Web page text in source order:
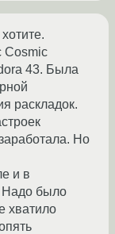
Cosmic
43. Была
раскладок.
Но
и в
Надо было
хватило